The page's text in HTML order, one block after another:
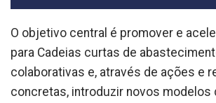
O objetivo central é promover e
para Cadeias curtas de
colaborativas e, através de ações e
concretas, introduzir novos modelos